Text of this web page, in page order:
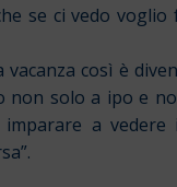
se ci vedo
così è
non solo a ipo e
a vedere